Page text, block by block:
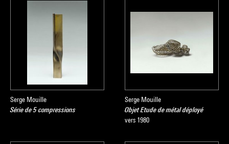
Serge Mouille
Série de 5 compressions
Serge Mouille
Objet Etude de métal déployé
vers 1980